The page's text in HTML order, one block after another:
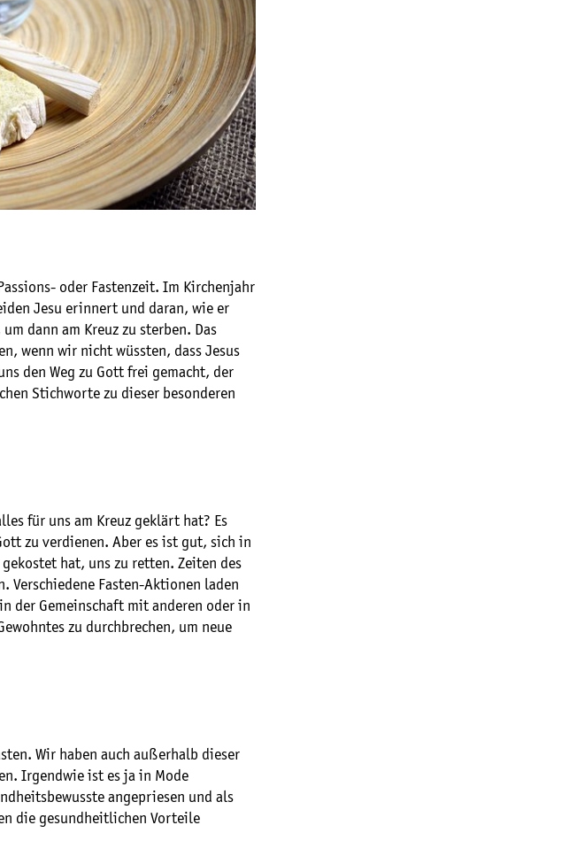
oder Fastenzeit. Im Kirchenjahr
Jesu erinnert und daran, wie er
dann am Kreuz zu sterben. Das
wenn wir nicht wüssten, dass Jesus
den Weg zu Gott frei gemacht, der
Stichworte zu dieser besonderen
für uns am Kreuz geklärt hat? Es
zu verdienen. Aber es ist gut, sich in
hat, uns zu retten. Zeiten des
Verschiedene Fasten-Aktionen laden
der Gemeinschaft mit anderen oder in
zu durchbrechen, um neue
Wir haben auch außerhalb dieser
Irgendwie ist es ja in Mode
angepriesen und als
die gesundheitlichen Vorteile